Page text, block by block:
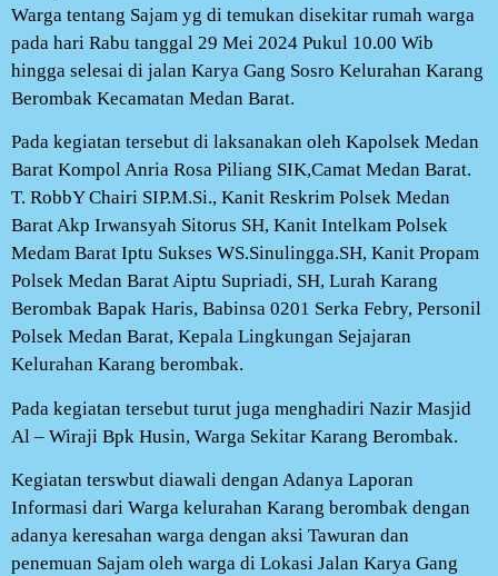
Warga tentang Sajam yg di temukan disekitar rumah warga
pada hari Rabu tanggal 29 Mei 2024 Pukul 10.00 Wib
hingga selesai di jalan Karya Gang Sosro Kelurahan Karang
Berombak Kecamatan Medan Barat.
Pada kegiatan tersebut di laksanakan oleh Kapolsek Medan
Barat Kompol Anria Rosa Piliang SIK,Camat Medan Barat.
T. RobbY Chairi SIP.M.Si., Kanit Reskrim Polsek Medan
Barat Akp Irwansyah Sitorus SH, Kanit Intelkam Polsek
Medam Barat Iptu Sukses WS.Sinulingga.SH, Kanit Propam
Polsek Medan Barat Aiptu Supriadi, SH, Lurah Karang
Berombak Bapak Haris, Babinsa 0201 Serka Febry, Personil
Polsek Medan Barat, Kepala Lingkungan Sejajaran
Kelurahan Karang berombak.
Pada kegiatan tersebut turut juga menghadiri Nazir Masjid
Al – Wiraji Bpk Husin, Warga Sekitar Karang Berombak.
Kegiatan terswbut diawali dengan Adanya Laporan
Informasi dari Warga kelurahan Karang berombak dengan
adanya keresahan warga dengan aksi Tawuran dan
penemuan Sajam oleh warga di Lokasi Jalan Karya Gang